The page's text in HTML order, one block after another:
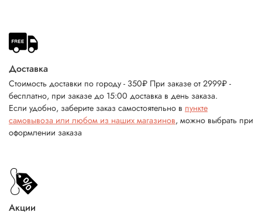
Доставка
Стоимость доставки по городу - 350₽ При заказе от 2999₽ -
бесплатно, при заказе до 15:00 доставка в день заказа.
Если удобно, заберите заказ самостоятельно в пункте
самовывоза или любом из наших магазинов, можно выбрать при
оформлении заказа
Акции